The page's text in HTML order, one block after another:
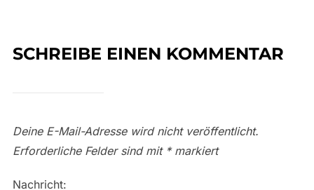
SCHREIBE EINEN KOMMENTAR
Deine E-Mail-Adresse wird nicht veröffentlicht.
Erforderliche Felder sind mit *markiert
Nachricht: